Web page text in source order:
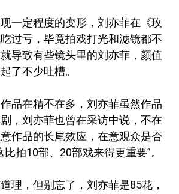
一定程度的变形，刘亦菲在《玫
过亏，毕竟拍戏打光和滤镜都不
导致有些镜头里的刘亦菲，颜值
了不少吐槽。
品在精不在多，刘亦菲虽然作品
，刘亦菲也曾在采访中说，不在
作品的长尾效应，在意观众是否
拍10部、20部戏来得更重要”。
理，但别忘了，刘亦菲是85花，